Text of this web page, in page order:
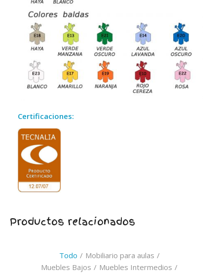
Certificaciones:
Productos relacionados
Todo / Mobiliario para aulas /
Muebles Bajos / Muebles Intermedios /